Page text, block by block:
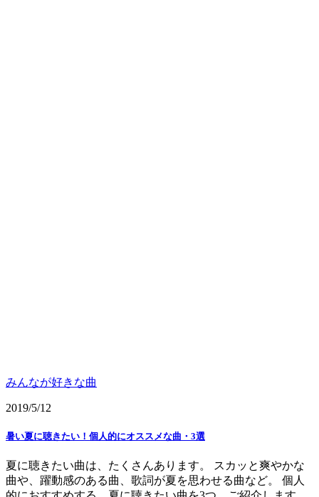
みんなが好きな曲
2019/5/12
暑い夏に聴きたい！個人的にオススメな曲・3選
夏に聴きたい曲は、たくさんあります。 スカッと爽やかな
曲や、躍動感のある曲、歌詞が夏を思わせる曲など。 個人